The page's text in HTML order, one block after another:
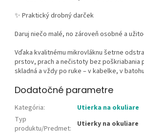
✨ Praktický drobný darček
Daruj niečo malé, no zároveň osobné a
Vďaka kvalitnému mikrovláknu šetrne
prstov, prach a nečistoty bez poškriabania
skladná a vždy po ruke – v kabelke, v
Dodatočné parametre
Kategória:
Utierka na okuliare
Typ
produktu/Predmet:
Utierky na okuliare